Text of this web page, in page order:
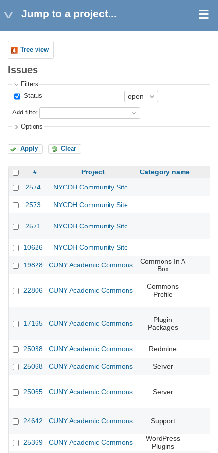
Jump to a project...
Tree view
Issues
Filters
Status
Add filter
Options
Apply Clear
# Project
Category name
2574
NYCDH Community Site
2573 NYCDH Community Site
2571 NYCDH Community Site
10626 NYCDH Community Site
19828 CUNY Academic Commons
Commons In A
Box
22806 CUNY Academic Commons
Commons
Profile
17165 CUNY Academic Commons
Plugin
Packages
25038 CUNY Academic Commons Redmine
25068 CUNY Academic Commons Server
25065 CUNY Academic Commons Server
24642 CUNY Academic Commons Support
25369 CUNY Academic Commons
WordPress
Plugins